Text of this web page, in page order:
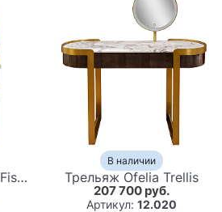
Трельяж Herons and Fish Dressing Table
В наличии
Трельяж Ofelia Trellis
207 700 руб.
Артикул:12.020